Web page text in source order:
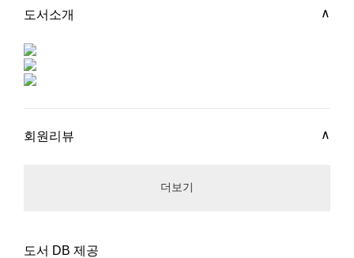
도서소개
회원리뷰
더보기
도서 DB 제공